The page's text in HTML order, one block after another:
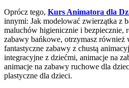
Oprócz tego, Kurs Animatora dla
innymi: Jak modelować zwierzątka z
maluchów higienicznie i bezpiecznie,
zabawy bańkowe, otrzymasz również
fantastyczne zabawy z chustą
integracyjne z dziećmi, animacje na
animacje na zabawy ruchowe dla
plastyczne dla dzieci.